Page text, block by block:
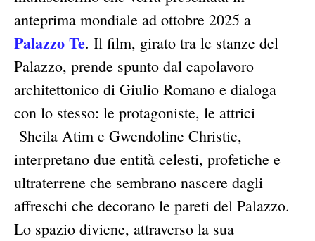
anteprima mondiale ad ottobre 2025 a
Palazzo Te. Il film, girato tra le stanze del
Palazzo, prende spunto dal capolavoro
architettonico di Giulio Romano e dialoga
con lo stesso: le protagoniste, le attrici
Sheila Atim e Gwendoline Christie,
interpretano due entità celesti, profetiche e
ultraterrene che sembrano nascere dagli
affreschi che decorano le pareti del Palazzo.
Lo spazio diviene, attraverso la sua